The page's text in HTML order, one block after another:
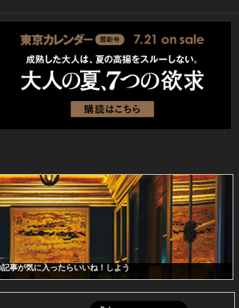
記事が気に入ったらいいね！しよう